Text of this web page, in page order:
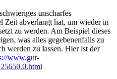
unscharfes
Zeit abverlangt hat, um wieder in
zu werden. Am Beispiel dieses
was alles gegebenenfalls zu
werden zu lassen. Hier ist der
www.gut-